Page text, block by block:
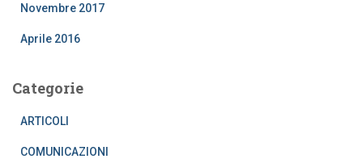
Novembre 2017
Aprile 2016
Categorie
ARTICOLI
COMUNICAZIONI